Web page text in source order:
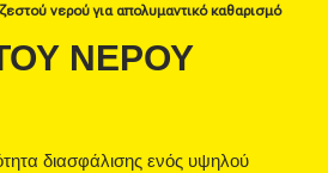
νερού για απολυμαντικό καθαρισμό
ΝΕΡΟΎ
διασφάλισης ενός υψηλού